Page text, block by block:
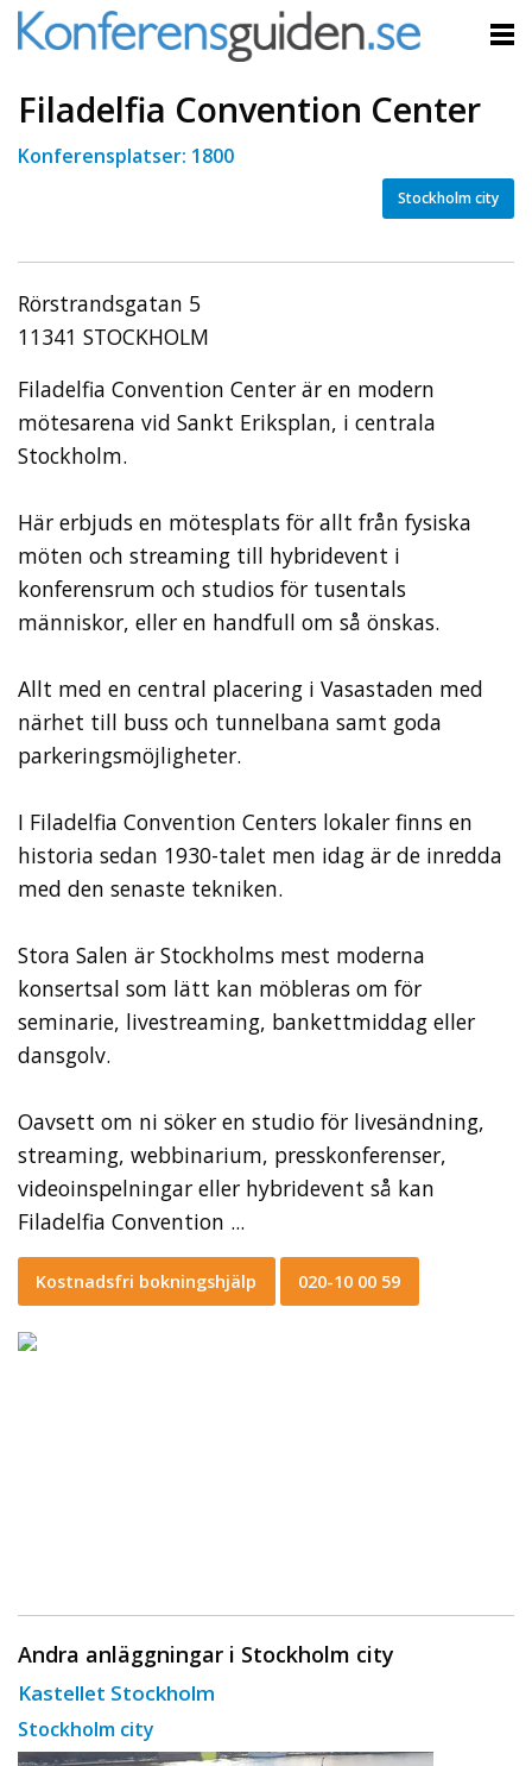
Filadelfia Convention Center
Konferensplatser: 1800
Stockholm city
Rörstrandsgatan 5
11341 STOCKHOLM
Filadelfia Convention Center är en modern
mötesarena vid Sankt Eriksplan, i centrala
Stockholm.
Här erbjuds en mötesplats för allt från fysiska
möten och streaming till hybridevent i
konferensrum och studios för tusentals
människor, eller en handfull om så önskas.
Allt med en central placering i Vasastaden med
närhet till buss och tunnelbana samt goda
parkeringsmöjligheter.
I Filadelfia Convention Centers lokaler finns en
historia sedan 1930-talet men idag är de inredda
med den senaste tekniken.
Stora Salen är Stockholms mest moderna
konsertsal som lätt kan möbleras om för
seminarie, livestreaming, bankettmiddag eller
dansgolv.
Oavsett om ni söker en studio för livesändning,
streaming, webbinarium, presskonferenser,
videoinspelningar eller hybridevent så kan
Filadelfia Convention ...
Kostnadsfri bokningshjälp 020-10 00 59
Andra anläggningar i Stockholm city
Kastellet Stockholm
Stockholm city